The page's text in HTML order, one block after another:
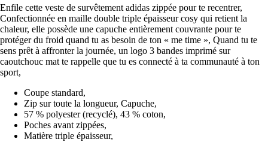
Enfile cette veste de survêtement adidas zippée pour te recentrer,
Confectionnée en maille double triple épaisseur cosy qui retient la
chaleur, elle possède une capuche entièrement couvrante pour te
protéger du froid quand tu as besoin de ton « me time », Quand tu te
sens prêt à affronter la journée, un logo 3 bandes imprimé sur
caoutchouc mat te rappelle que tu es connecté à ta communauté à ton
sport,
Coupe standard,
Zip sur toute la longueur, Capuche,
57 % polyester (recyclé), 43 % coton,
Poches avant zippées,
Matière triple épaisseur,